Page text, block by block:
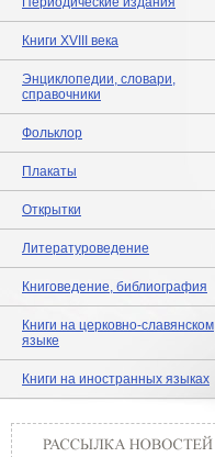
Книги XVIII века
Энциклопедии, словари,
справочники
Фольклор
Плакаты
Открытки
Литературоведение
Книговедение, библиография
Книги на церковно-славянском
языке
Книги на иностранных языках